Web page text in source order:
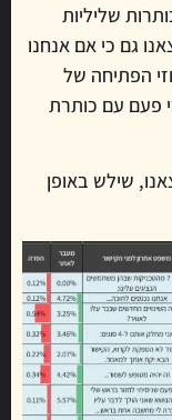
שליליות
גם כי אם אנחנו
הפתיחה של
פעם עם כותרת
שילש באופן